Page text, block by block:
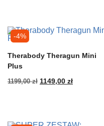
-4%
Therabody Theragun Mini
Plus
1199,00zł Pierwotna
1149,00 złAktualna